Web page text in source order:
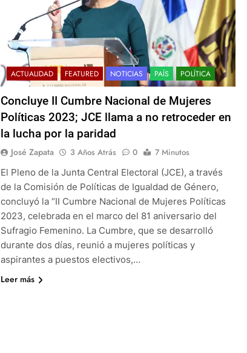
ACTUALIDAD FEATURED NOTICIAS PAÍS POLÍTICA
Concluye II Cumbre Nacional de Mujeres
Políticas 2023; JCE llama a no retroceder en
la lucha por la paridad
José Zapata 3 Años Atrás 0
7 Minutos
El Pleno de la Junta Central Electoral (JCE), a través
de la Comisión de Políticas de Igualdad de Género,
concluyó la “II Cumbre Nacional de Mujeres Políticas
2023, celebrada en el marco del 81 aniversario del
Sufragio Femenino. La Cumbre, que se desarrolló
durante dos días, reunió a mujeres políticas y
aspirantes a puestos electivos,…
Leer más